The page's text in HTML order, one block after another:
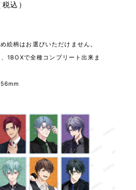
込）
絵柄はお選びいただけません。
1BOXで全種コンプリート出来ま